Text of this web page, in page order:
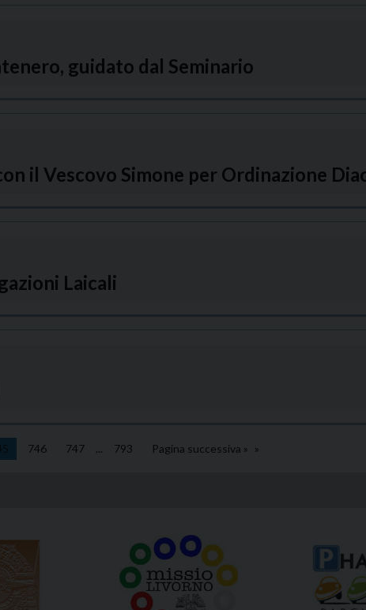
guidato dal Seminario
il Vescovo Simone per Ordinazione
Laicali
746 747 ... 793 Pagina successiva »